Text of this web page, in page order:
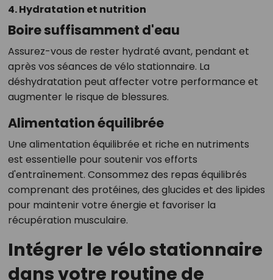
4. Hydratation et nutrition
Boire suffisamment d'eau
Assurez-vous de rester hydraté avant, pendant et
après vos séances de vélo stationnaire. La
déshydratation peut affecter votre performance et
augmenter le risque de blessures.
Alimentation équilibrée
Une alimentation équilibrée et riche en nutriments
est essentielle pour soutenir vos efforts
d'entraînement. Consommez des repas équilibrés
comprenant des protéines, des glucides et des lipides
pour maintenir votre énergie et favoriser la
récupération musculaire.
Intégrer le vélo stationnaire
dans votre routine de